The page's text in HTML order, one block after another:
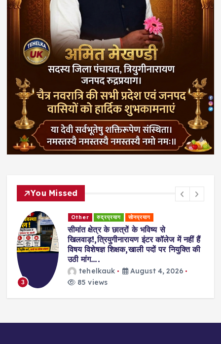
You Missed
3
Other रुद्रप्रयाग सोनप्रयाग
सीमांत क्षेत्र के छात्रों के भविष्य से
खिलवाड़!,त्रियुगीनारायण इंटर कॉलेज में नहीं हैं
विषय विशेषज्ञ शिक्षक,खाली पदों पर नियुक्ति की
उठी मांग….
tehelkauk
August 4, 2026
85 views